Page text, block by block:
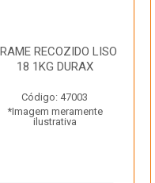
RECOZIDO LISO
18 1KG DURAX
Código: 47003
*Imagem meramente
ilustrativa